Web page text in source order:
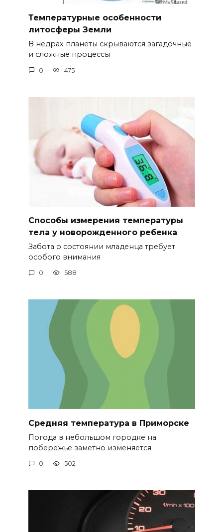
Температурные особенности
литосферы Земли
В недрах планеты скрываются загадочные
и сложные процессы
0 475
Способы измерения температуры
тела у новорожденного ребенка
Забота о состоянии младенца требует
особого внимания
0 588
Средняя температура в Приморске
Погода в небольшом городке на
побережье заметно изменяется
0 502